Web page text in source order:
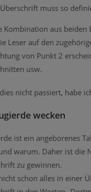
muss so
Kombination aus beiden
Leser auf den
von Punkt 2
usw.
nicht passiert, habe
wecken
ist ein angeborenes
warum. Daher ist die
zu gewinnen.
schon alles in einer